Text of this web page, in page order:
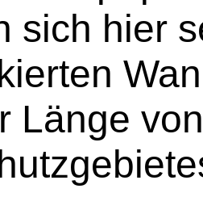
sich hier
Länge